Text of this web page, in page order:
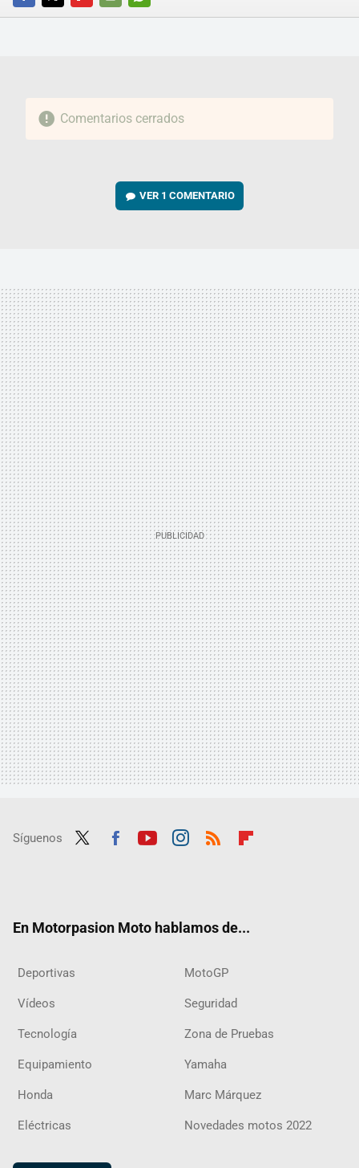
FACEBOOKTWITTERFLIPBOARD
E-
WHATSAPP
Comentarios cerrados
VER 1 COMENTARIO
Síguenos
En Motorpasion Moto hablamos de...
Deportivas MotoGP
Vídeos Seguridad
Tecnología Zona de Pruebas
Equipamiento Yamaha
Honda Marc Márquez
Eléctricas Novedades motos 2022